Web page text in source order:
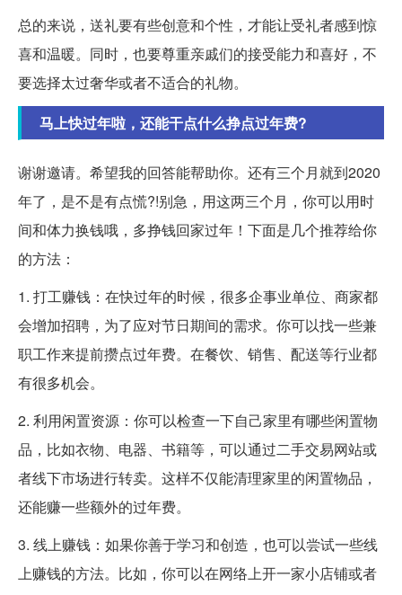
总的来说，送礼要有些创意和个性，才能让受礼者感到惊
喜和温暖。同时，也要尊重亲戚们的接受能力和喜好，不
要选择太过奢华或者不适合的礼物。
马上快过年啦，还能干点什么挣点过年费?
谢谢邀请。希望我的回答能帮助你。还有三个月就到2020
年了，是不是有点慌?!别急，用这两三个月，你可以用时
间和体力换钱哦，多挣钱回家过年！下面是几个推荐给你
的方法：
1. 打工赚钱：在快过年的时候，很多企事业单位、商家都
会增加招聘，为了应对节日期间的需求。你可以找一些兼
职工作来提前攒点过年费。在餐饮、销售、配送等行业都
有很多机会。
2. 利用闲置资源：你可以检查一下自己家里有哪些闲置物
品，比如衣物、电器、书籍等，可以通过二手交易网站或
者线下市场进行转卖。这样不仅能清理家里的闲置物品，
还能赚一些额外的过年费。
3. 线上赚钱：如果你善于学习和创造，也可以尝试一些线
上赚钱的方法。比如，你可以在网络上开一家小店铺或者